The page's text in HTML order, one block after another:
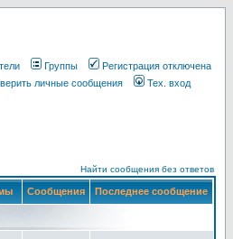
Группы
Регистрация отключена
личные сообщения Тех. вход
Найти сообщения без ответов
Сообщения Последнее сообщение